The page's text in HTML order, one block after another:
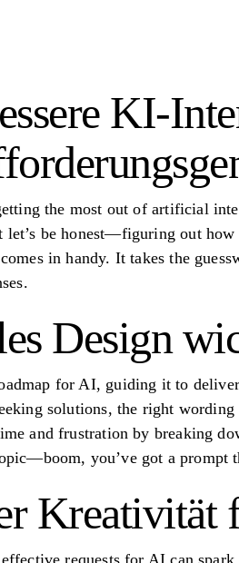
KI-
the most out of artificial
let’s be honest—figuring out
in handy. It takes the
Design
for AI, guiding it to
solutions, the right
and frustration by breaking
you’ve got a prompt
Kreativität
requests for AI can